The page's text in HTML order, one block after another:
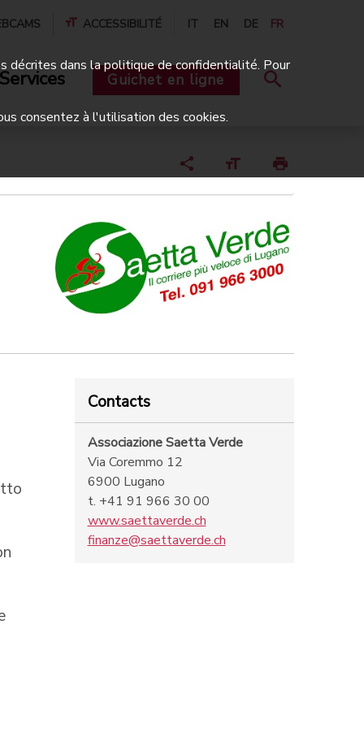
ACCESSIBILITÉ IT EN DE FR
Guichet en ligne
Contacts
Associazione Saetta Verde
Via Coremmo 12
6900 Lugano
t. +41 91 966 30 00
www.saettaverde.ch
finanze@saettaverde.ch
décrites dans la politique de confidentialité. Pour
consentez à l'utilisation des cookies.